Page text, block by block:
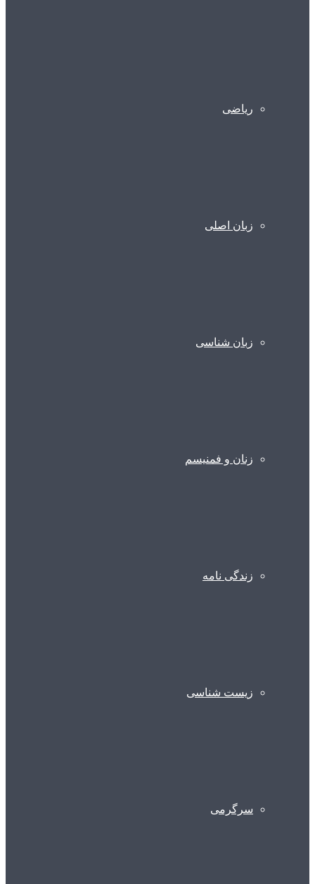
ریاضی
زبان اصلی
زبان شناسی
زنان و فمنیسم
زندگی نامه
زیست شناسی
سرگرمی